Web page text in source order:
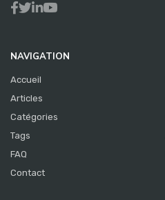
NAVIGATION
Accueil
Articles
Catégories
Tags
FAQ
Contact